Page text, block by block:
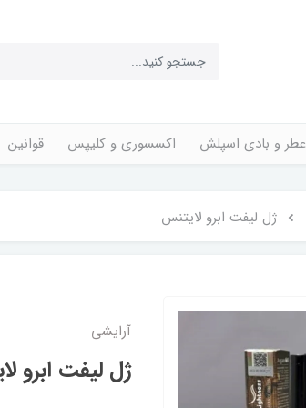
عطر و بادی اسپلش اکسسوری و کلیپس قوانین
ژل لیفت ابرو لایتنس
آرایشی
ژل لیفت ابرو